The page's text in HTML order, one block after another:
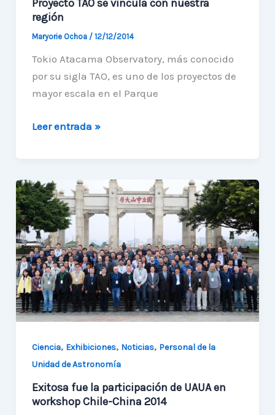
Proyecto TAO se vincula con nuestra
región
Maryorie Ochoa / 12/12/2014
Tokio Atacama Observatory, más conocido
por su sigla TAO, es uno de los proyectos de
mayor escala en el Parque
Proyecto
con
nuestra
región
Leer entrada »
Ciencia, Exhibiciones, Noticias, Personal de la
Unidad de Astronomía
Exitosa fue la participación de UAUA en
workshop Chile-China 2014